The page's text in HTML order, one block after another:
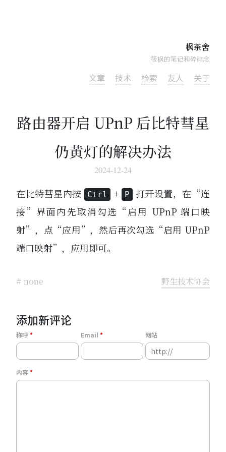
枫茶舍
筱枫的笔记和碎碎念
文章 技术 检索 友人 关于
路由器开启 UPnP 后比特彗星
仍黄灯的解决办法
2024-12-24
在比特彗星内按 Ctrl + P
打开设置，在“连
接”界面内先取消勾选“启用 UPnP 端口映
射”，点“应用”，然后再次勾选“启用 UPnP
端口映射”，应用即可。
# none 野生技术协会
添加新评论
称呼 Email 网站
内容